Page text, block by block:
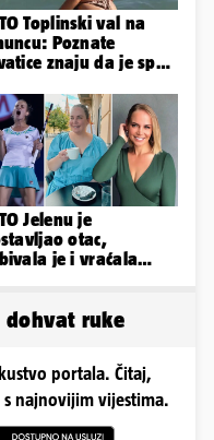
Toplinski val na
Poznate
znaju da je spas
Jelenu je
otac,
je i vraćala
dohvat ruke
portala. Čitaj,
najnovijim vijestima.